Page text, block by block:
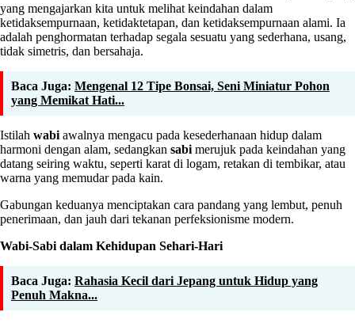
yang mengajarkan kita untuk melihat keindahan dalam
ketidaksempurnaan, ketidaktetapan, dan ketidaksempurnaan alami. Ia
adalah penghormatan terhadap segala sesuatu yang sederhana, usang,
tidak simetris, dan bersahaja.
Baca Juga: Mengenal 12 Tipe Bonsai, Seni Miniatur Pohon
yang Memikat Hati...
Istilah wabi awalnya mengacu pada kesederhanaan hidup dalam
harmoni dengan alam, sedangkan sabi merujuk pada keindahan yang
datang seiring waktu, seperti karat di logam, retakan di tembikar, atau
warna yang memudar pada kain.
Gabungan keduanya menciptakan cara pandang yang lembut, penuh
penerimaan, dan jauh dari tekanan perfeksionisme modern.
Wabi-Sabi dalam Kehidupan Sehari-Hari
Baca Juga: Rahasia Kecil dari Jepang untuk Hidup yang
Penuh Makna...